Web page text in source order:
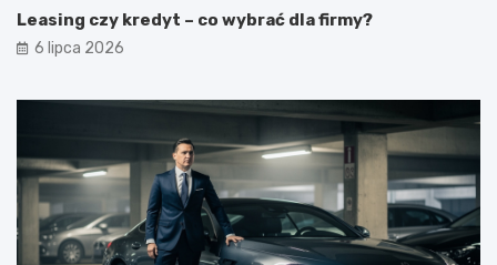
Leasing czy kredyt – co wybrać dla firmy?
6 lipca 2026